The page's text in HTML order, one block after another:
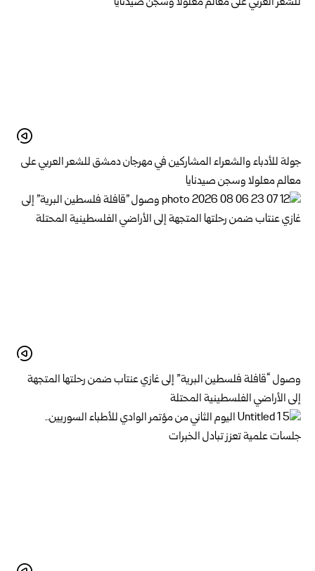
جولة للأدباء والشعراء المشاركين في مهرجان دمشق للشعر العربي على
معالم معلولا وسجن صيدنايا
وصول “قافلة فلسطين البرية” إلى غازي عنتاب ضمن رحلتها المتجهة
إلى الأراضي الفلسطينية المحتلة